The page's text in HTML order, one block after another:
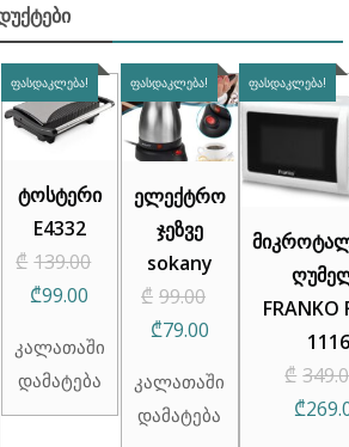
ᲤᲐᲡᲓᲐᲙᲚᲔᲑᲐ!
ტოსტერი
E4332
₾ 139.00
Original
was:
₾139.00.
₾99.00 Current
is:
₾99.00.
კალათაში
დამატება
ᲤᲐᲡᲓᲐᲙᲚᲔᲑᲐ!
ელექტრო
ჯეზვე
sokany
₾ 99.00
Original
₾99.00.
₾79.00Current
is:
₾79.00.
კალათაში
დამატება
ᲤᲐᲡᲓᲐᲙᲚᲔᲑᲐ!
FRANKO
1116
₾
₾